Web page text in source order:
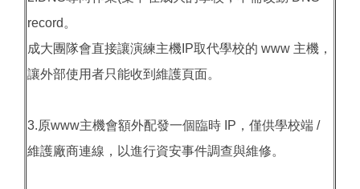
record。
成大團隊會直接讓演練主機IP取代學校的 www 主機，
讓外部使用者只能收到維護頁面。
3.原www主機會額外配發一個臨時 IP，僅供學校端 /
維護廠商連線，以進行資安事件調查與維修。